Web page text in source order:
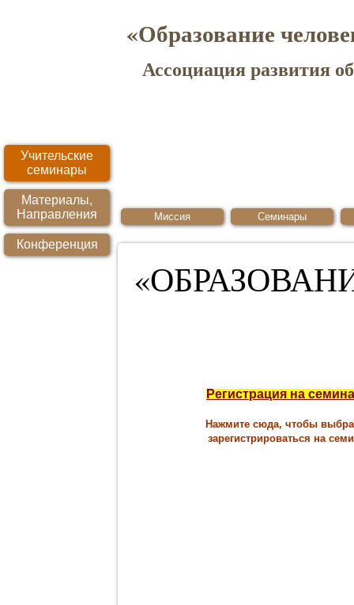
«Образование
Ассоциация развития
Учительские
семинары
Материалы,
Направления
Конференция
Миссия Семинары
Регистрация на
Нажмите сюда, чтобы
зарегистрироваться на